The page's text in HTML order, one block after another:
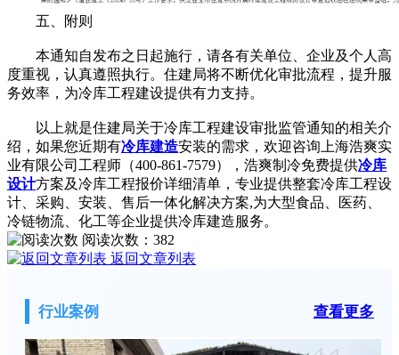
五、附则
本通知自发布之日起施行，请各有关单位、企业及个人高
度重视，认真遵照执行。住建局将不断优化审批流程，提升服
务效率，为冷库工程建设提供有力支持。
以上就是住建局关于冷库工程建设审批监管通知的相关介
绍，如果您近期有冷库建造安装的需求，欢迎咨询上海浩爽实
业有限公司工程师（400-861-7579），浩爽制冷免费提供冷库
设计方案及冷库工程报价详细清单，专业提供整套冷库工程设
计、采购、安装、售后一体化解决方案,为大型食品、医药、
冷链物流、化工等企业提供冷库建造服务。
阅读次数： 382
返回文章列表
行业案例 查看更多